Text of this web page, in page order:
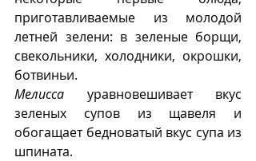
приготавливаемые из молодой
летней зелени: в зеленые борщи,
свекольники, холодники, окрошки,
ботвиньи.
Мелисса уравновешивает вкус
зеленых супов из щавеля и
обогащает бедноватый вкус супа из
шпината.